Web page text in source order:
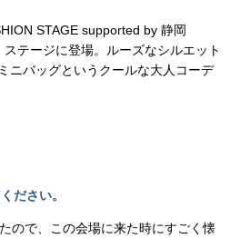
STAGE supported by 静岡
テージに登場。ルーズなシルエット
ニバッグというクールな大人コーデ
ださい。
ので、この会場に来た時にすごく懐